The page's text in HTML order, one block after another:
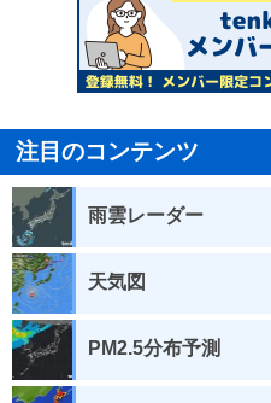
注目のコンテンツ
雨雲レーダー
天気図
PM2.5分布予測